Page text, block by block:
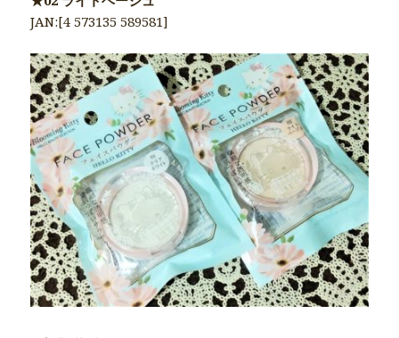
JAN:[4 573135 589581]